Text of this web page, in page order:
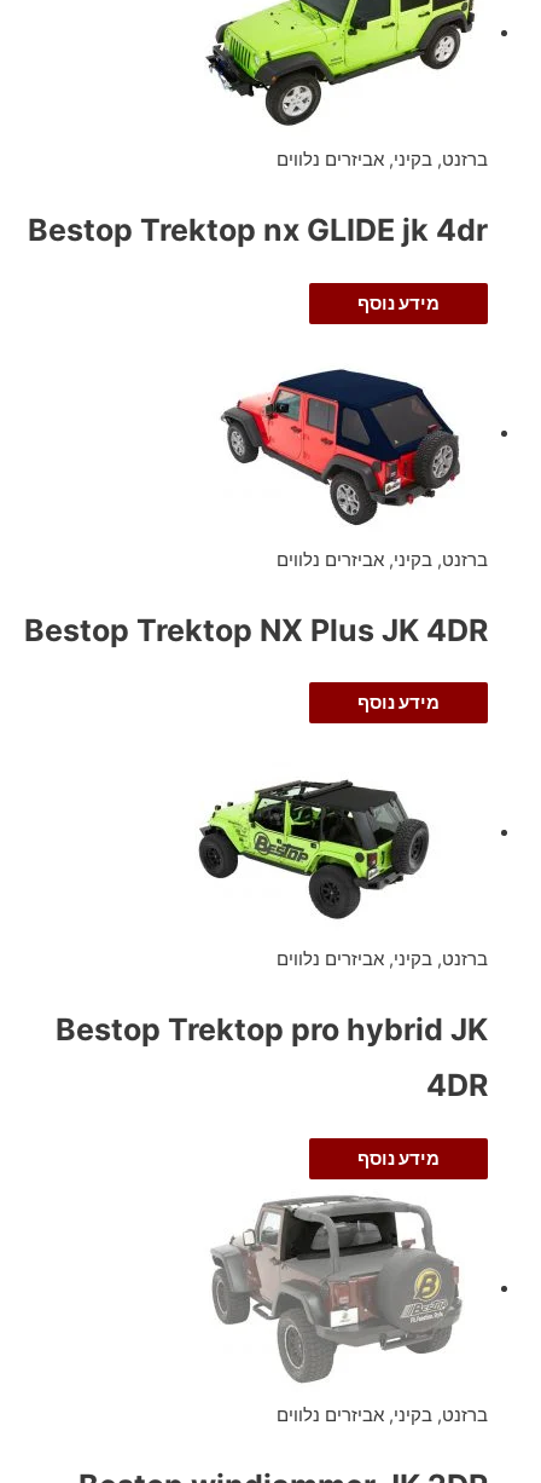
ברזנט, בקיני, אביזרים נלווים
Bestop Trektop nx GLIDE jk 4dr
מידע נוסף
ברזנט, בקיני, אביזרים נלווים
Bestop Trektop NX Plus JK 4DR
מידע נוסף
ברזנט, בקיני, אביזרים נלווים
Bestop Trektop pro hybrid JK
4DR
מידע נוסף
ברזנט, בקיני, אביזרים נלווים